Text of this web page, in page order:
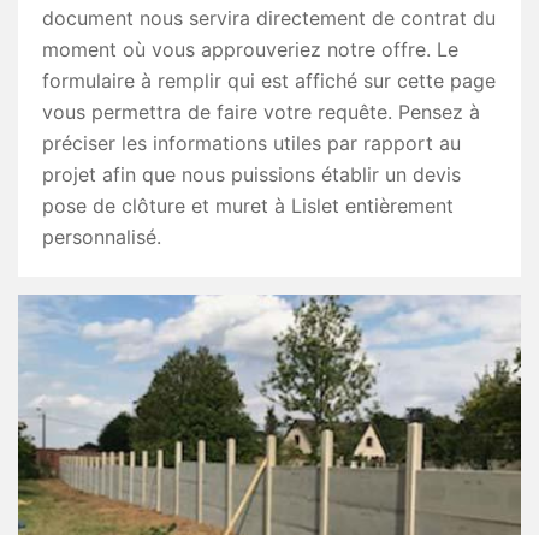
document nous servira directement de contrat du
moment où vous approuveriez notre offre. Le
formulaire à remplir qui est affiché sur cette page
vous permettra de faire votre requête. Pensez à
préciser les informations utiles par rapport au
projet afin que nous puissions établir un devis
pose de clôture et muret à Lislet entièrement
personnalisé.